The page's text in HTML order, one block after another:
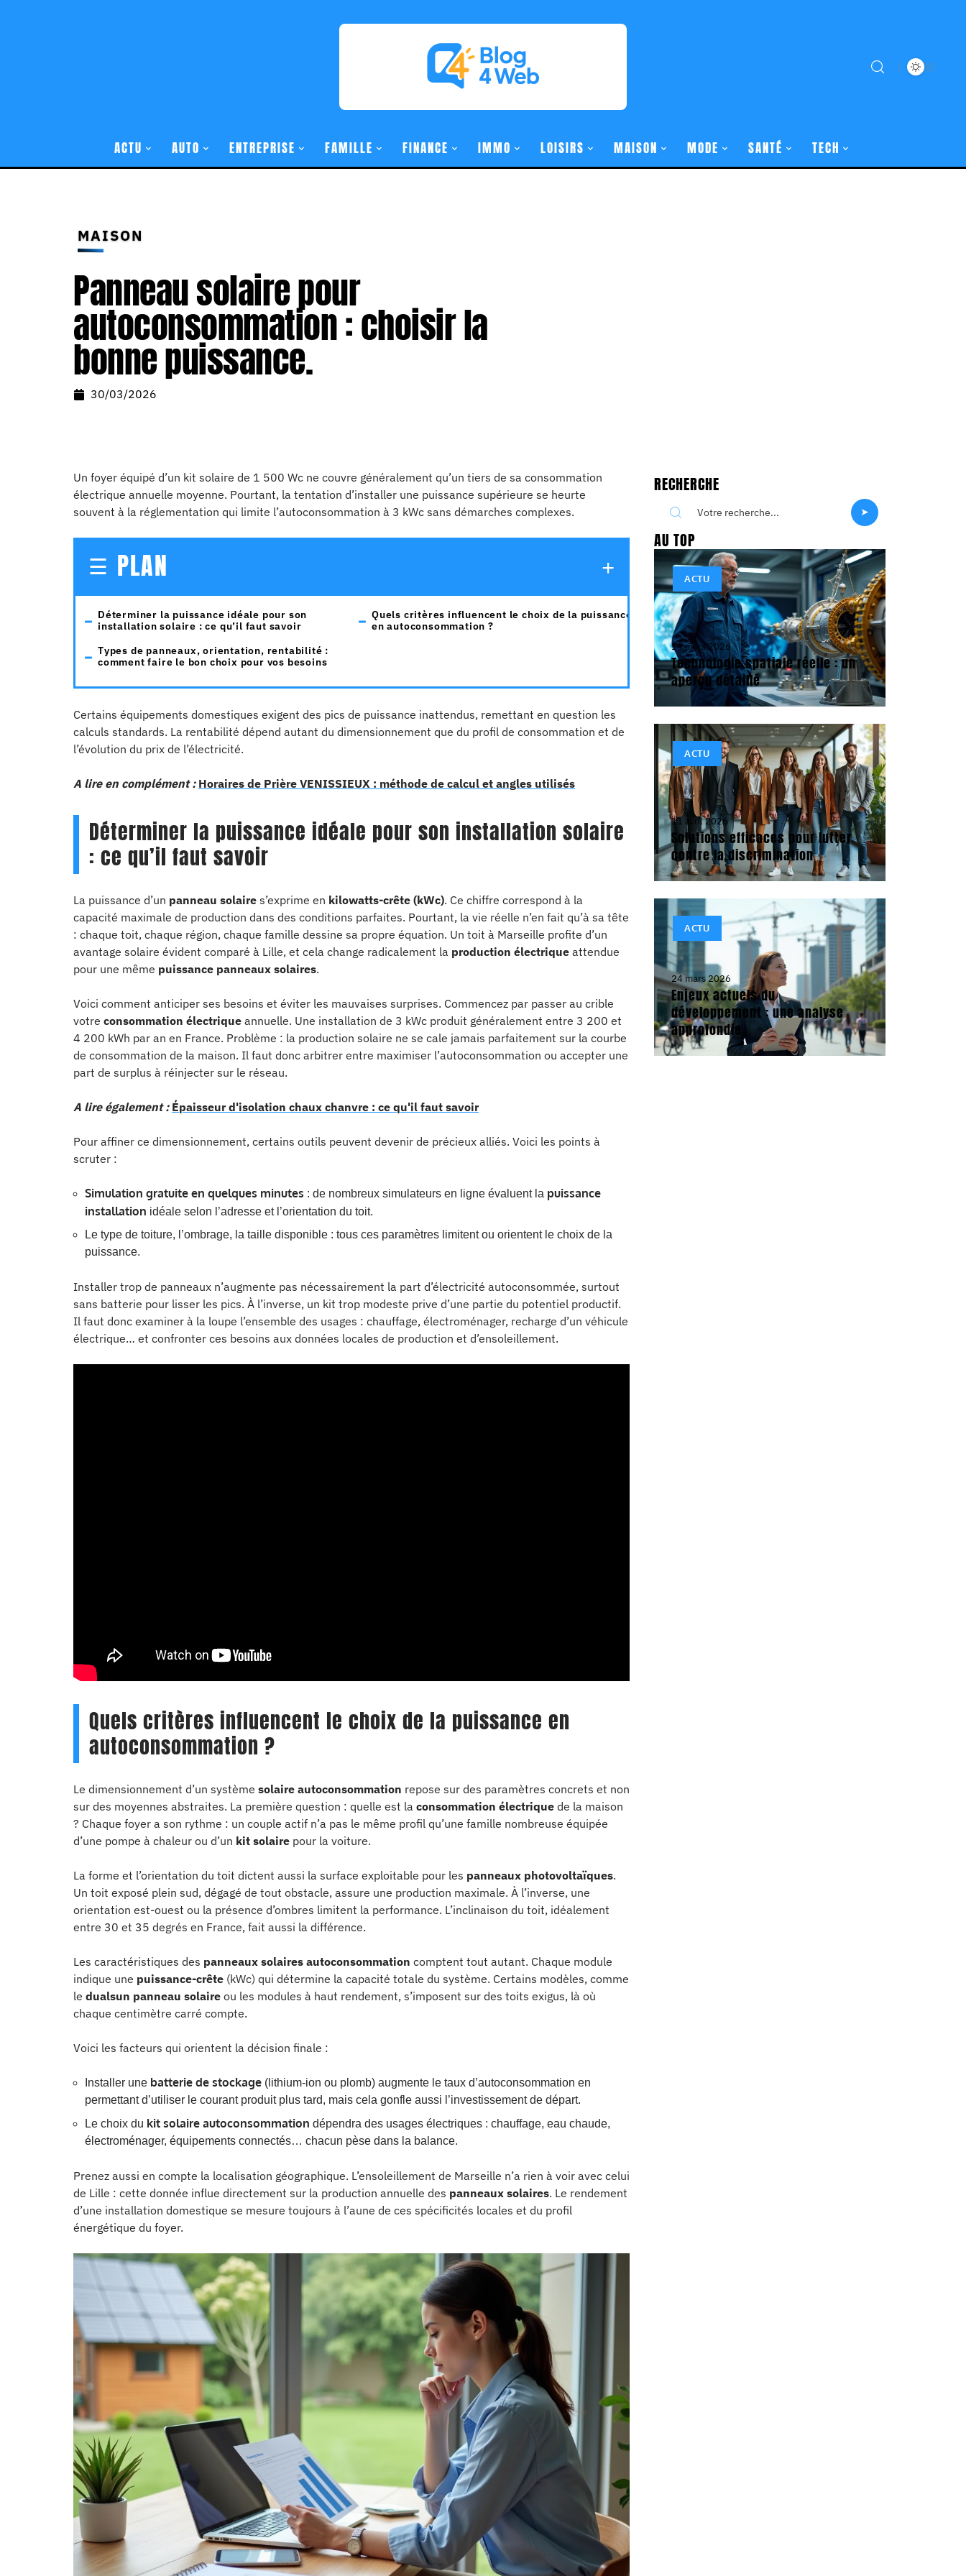
ACTU AUTO ENTREPRISE FAMILLE FINANCE IMMO LOISIRS MAISON MODE SANTÉ TECH
MAISON
Panneau solaire pour
autoconsommation : choisir la
bonne puissance.
30/03/2026
Un foyer équipé d’un kit solaire de 1 500 Wc ne couvre généralement qu’un tiers de sa consommation
électrique annuelle moyenne. Pourtant, la tentation d’installer une puissance supérieure se heurte
souvent à la réglementation qui limite l’autoconsommation à 3 kWc sans démarches complexes.
PLAN
Déterminer la puissance idéale pour son
installation solaire : ce qu’il faut savoir
Quels critères influencent le choix de la puissance
en autoconsommation ?
Types de panneaux, orientation, rentabilité :
comment faire le bon choix pour vos besoins
Certains équipements domestiques exigent des pics de puissance inattendus, remettant en question les
calculs standards. La rentabilité dépend autant du dimensionnement que du profil de consommation et de
l’évolution du prix de l’électricité.
A lire en complément : Horaires de Prière VENISSIEUX : méthode de calcul et angles utilisés
Déterminer la puissance idéale pour son installation solaire
: ce qu’il faut savoir
La puissance d’un panneau solaire s’exprime en kilowatts-crête (kWc). Ce chiffre correspond à la
capacité maximale de production dans des conditions parfaites. Pourtant, la vie réelle n’en fait qu’à sa tête
: chaque toit, chaque région, chaque famille dessine sa propre équation. Un toit à Marseille profite d’un
avantage solaire évident comparé à Lille, et cela change radicalement la production électrique attendue
pour une même puissance panneaux solaires.
Voici comment anticiper ses besoins et éviter les mauvaises surprises. Commencez par passer au crible
votre consommation électrique annuelle. Une installation de 3 kWc produit généralement entre 3 200 et
4 200 kWh par an en France. Problème : la production solaire ne se cale jamais parfaitement sur la courbe
de consommation de la maison. Il faut donc arbitrer entre maximiser l’autoconsommation ou accepter une
part de surplus à réinjecter sur le réseau.
A lire également : Épaisseur d'isolation chaux chanvre : ce qu'il faut savoir
Pour affiner ce dimensionnement, certains outils peuvent devenir de précieux alliés. Voici les points à
scruter :
Simulation gratuite en quelques minutes : de nombreux simulateurs en ligne évaluent la puissance
installation idéale selon l’adresse et l’orientation du toit.
Le type de toiture, l’ombrage, la taille disponible : tous ces paramètres limitent ou orientent le choix de la
puissance.
Installer trop de panneaux n’augmente pas nécessairement la part d’électricité autoconsommée, surtout
sans batterie pour lisser les pics. À l’inverse, un kit trop modeste prive d’une partie du potentiel productif.
Il faut donc examiner à la loupe l’ensemble des usages : chauffage, électroménager, recharge d’un véhicule
électrique… et confronter ces besoins aux données locales de production et d’ensoleillement.
Quels critères influencent le choix de la puissance en
autoconsommation ?
Le dimensionnement d’un système solaire autoconsommation repose sur des paramètres concrets et non
sur des moyennes abstraites. La première question : quelle est la consommation électrique de la maison
? Chaque foyer a son rythme : un couple actif n’a pas le même profil qu’une famille nombreuse équipée
d’une pompe à chaleur ou d’un kit solaire pour la voiture.
La forme et l’orientation du toit dictent aussi la surface exploitable pour les panneaux photovoltaïques.
Un toit exposé plein sud, dégagé de tout obstacle, assure une production maximale. À l’inverse, une
orientation est-ouest ou la présence d’ombres limitent la performance. L’inclinaison du toit, idéalement
entre 30 et 35 degrés en France, fait aussi la différence.
Les caractéristiques des panneaux solaires autoconsommation comptent tout autant. Chaque module
indique une puissance-crête (kWc) qui détermine la capacité totale du système. Certains modèles, comme
le dualsun panneau solaire ou les modules à haut rendement, s’imposent sur des toits exigus, là où
chaque centimètre carré compte.
Voici les facteurs qui orientent la décision finale :
Installer une batterie de stockage (lithium-ion ou plomb) augmente le taux d’autoconsommation en
permettant d’utiliser le courant produit plus tard, mais cela gonfle aussi l’investissement de départ.
Le choix du kit solaire autoconsommation dépendra des usages électriques : chauffage, eau chaude,
électroménager, équipements connectés… chacun pèse dans la balance.
Prenez aussi en compte la localisation géographique. L’ensoleillement de Marseille n’a rien à voir avec celui
de Lille : cette donnée influe directement sur la production annuelle des panneaux solaires. Le rendement
d’une installation domestique se mesure toujours à l’aune de ces spécificités locales et du profil
énergétique du foyer.
RECHERCHE
AU TOP
ACTU
19 mars 2026
Technologie spatiale réelle : un
aperçu détaillé
ACTU
11 avril 2026
Solutions efficaces pour lutter
contre la discrimination
ACTU
24 mars 2026
Enjeux actuels du
développement : une analyse
approfondie